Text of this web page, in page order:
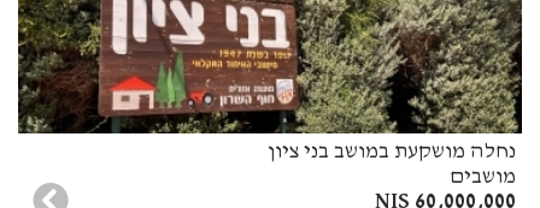
נחלה מושקעת במושב בני ציון
מושבים
60,000,000 NIS